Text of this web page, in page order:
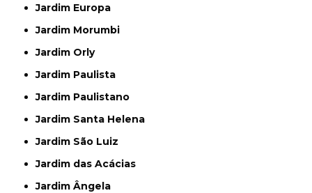
Jardim Europa
Jardim Morumbi
Jardim Orly
Jardim Paulista
Jardim Paulistano
Jardim Santa Helena
Jardim São Luiz
Jardim das Acácias
Jardim Ângela